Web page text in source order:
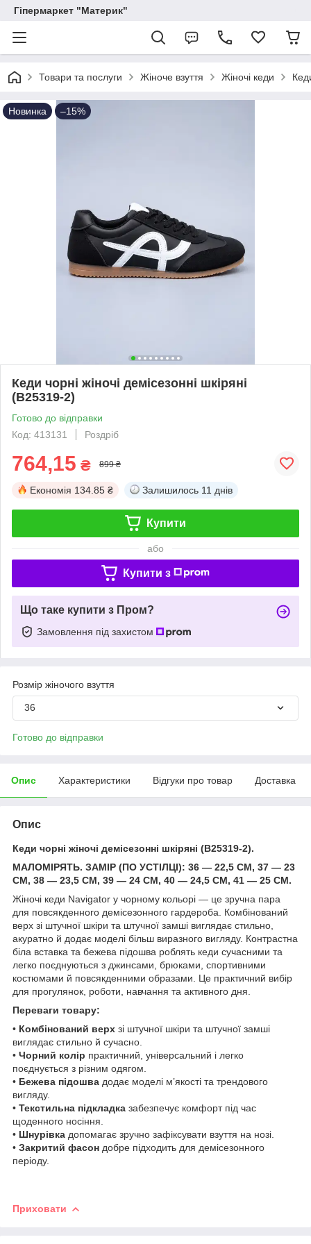
Гіпермаркет "Материк"
Товари та послуги Жіноче взуття Жіночі кеди
Новинка –15%
Кеди чорні жіночі демісезонні шкіряні
(B25319-2)
Готово до відправки
Код: 413131
Роздріб
764,15 ₴ 899 ₴
Економія 134.85 ₴ Залишилось 11 днів
Купити
або
Купити з
Що таке купити з Пром?
Замовлення під захистом
Розмір жіночого взуття
36
Готово до відправки
Опис Характеристики Відгуки про товар Доставка
Опис
Кеди чорні жіночі демісезонні шкіряні (B25319-2).
МАЛОМІРЯТЬ. ЗАМІР (ПО УСТІЛЦІ): 36 — 22,5 СМ, 37 — 23
СМ, 38 — 23,5 СМ, 39 — 24 СМ, 40 — 24,5 СМ, 41 — 25 СМ.
Жіночі кеди Navigator у чорному кольорі — це зручна пара
для повсякденного демісезонного гардероба. Комбінований
верх зі штучної шкіри та штучної замші виглядає стильно,
акуратно й додає моделі більш виразного вигляду. Контрастна
біла вставка та бежева підошва роблять кеди сучасними та
легко поєднуються з джинсами, брюками, спортивними
костюмами й повсякденними образами. Це практичний вибір
для прогулянок, роботи, навчання та активного дня.
Переваги товару:
• Комбінований верх зі штучної шкіри та штучної замші
виглядає стильно й сучасно.
• Чорний колір практичний, універсальний і легко
поєднується з різним одягом.
• Бежева підошва додає моделі м’якості та трендового
вигляду.
• Текстильна підкладка забезпечує комфорт під час
щоденного носіння.
• Шнурівка допомагає зручно зафіксувати взуття на нозі.
• Закритий фасон добре підходить для демісезонного
періоду.
Приховати